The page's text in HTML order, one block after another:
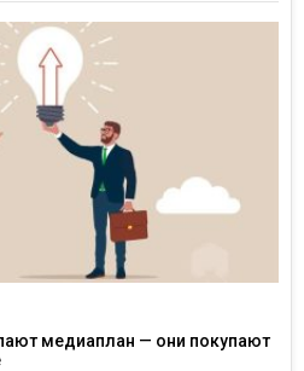
медиаплан — они покупают